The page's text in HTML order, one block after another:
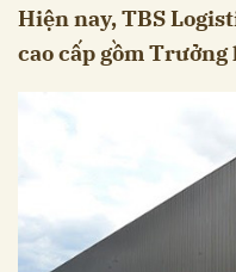
Hiện nay, TBS
cao cấp gồm